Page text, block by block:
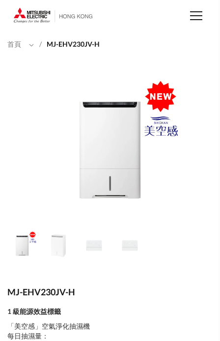
首頁 / MJ-EHV230JV-H
MJ-EHV230JV-H
1 級能源效益標籤
「美空感」空氣淨化抽濕機
每日抽濕量：